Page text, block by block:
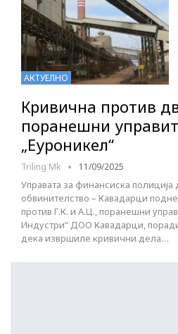
АКТУЕЛНО
Кривична против
поранешни
„Еуроникел“
Triling Mk 11/09/2025
Управата за финансиска полиција
обвинителство – Кавадарци
против Г.К. и А.Ц., поранешни
Индустри“ ДОО Кавадарци,
дека извршиле кривични дела…